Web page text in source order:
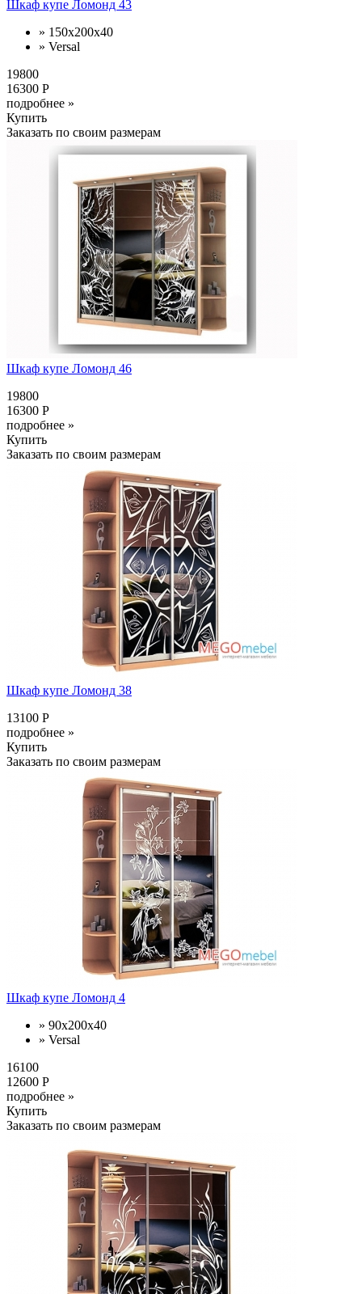
Шкаф купе Ломонд 43
» 150x200x40
» Versal
19800
16300 Р
подробнее »
Купить
Заказать по своим размерам
Шкаф купе Ломонд 46
19800
16300 Р
подробнее »
Купить
Заказать по своим размерам
Шкаф купе Ломонд 38
13100 Р
подробнее »
Купить
Заказать по своим размерам
Шкаф купе Ломонд 4
» 90x200x40
» Versal
16100
12600 Р
подробнее »
Купить
Заказать по своим размерам